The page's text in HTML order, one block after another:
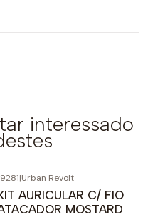
interessado
|Urban Revolt
AURICULAR C/ FIO
MOSTARD